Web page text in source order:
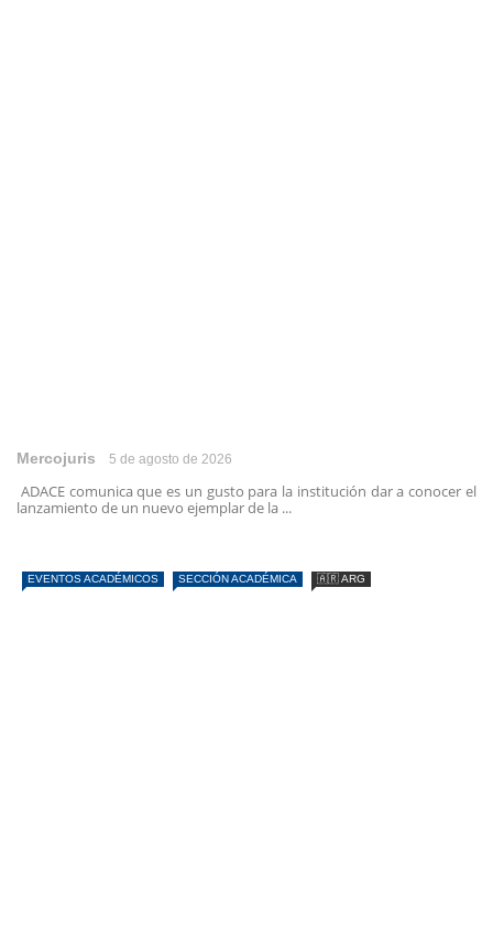
Mercojuris 5 de agosto de 2026
ADACE comunica que es un gusto para la institución dar a conocer el
lanzamiento de un nuevo ejemplar de la ...
EVENTOS ACADÉMICOS SECCIÓN ACADÉMICA 🇦🇷 ARG